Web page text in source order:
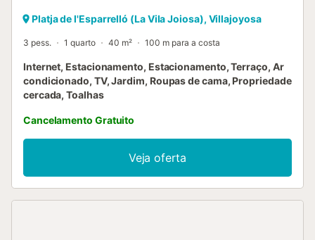
Platja de l'Esparrelló (La Vila Joiosa), Villajoyosa
3 pess. 1 quarto 40 m² 100 m para a costa
Internet, Estacionamento, Estacionamento, Terraço, Ar
condicionado, TV, Jardim, Roupas de cama, Propriedade
cercada, Toalhas
Cancelamento Gratuito
Veja oferta